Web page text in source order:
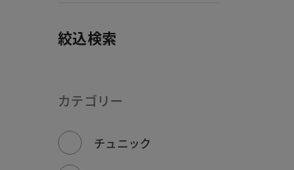
絞込検索
カテゴリー
チュニック